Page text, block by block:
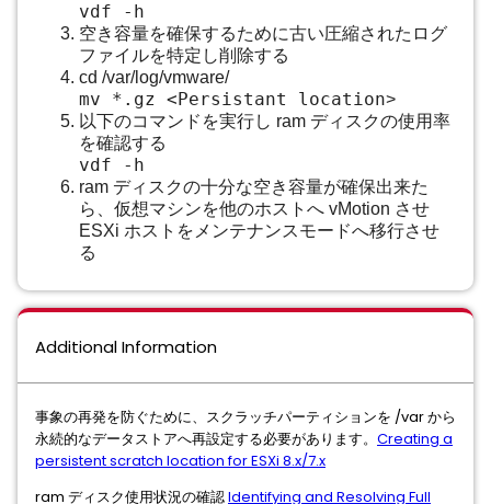
vdf -h
空き容量を確保するために古い圧縮されたログ
ファイルを特定し削除する
cd /var/log/vmware/
mv *.gz <Persistant location>
以下のコマンドを実行し ram ディスクの使用率
を確認する
vdf -h
ram ディスクの十分な空き容量が確保出来た
ら、仮想マシンを他のホストへ vMotion させ
ESXi ホストをメンテナンスモードへ移行させ
る
Additional Information
事象の再発を防ぐために、スクラッチパーティションを /var から
永続的なデータストアへ再設定する必要があります。 Creating a
persistent scratch location for ESXi 8.x/7.x
ram ディスク使用状況の確認Identifying and Resolving Full